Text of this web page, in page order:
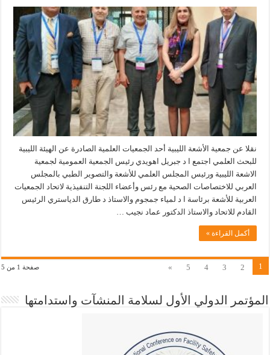
نقلا عن جمعية الأشعة الليبية أحد الجمعيات العلمية الصادرة عن الهيئة الليبية
للبحث العلمي اجتمع ا د جبريل اهويدي رئيس الجمعية العمومية لجمعية
الاشعة الليبية ورئيس المجلس العلمي للأشعة والتصوير الطبي بالمجلس
العربي للاختصاصات الصحية مع رئس وأعضاء اللجنة التنفيذية لاتحاد الجمعيات
العربية للأشعة برئاسة ا د لمياء جمجوم والاستاذ د طارق الدياستري الرئيس
القادم للاتحاد والاستاذ الدكتور عماد نجيب …
أكمل القراءة »
صفحة 1 من 5 1
2
3
4
5
»
المؤتمر الدولي الأول لسلامة المنشآت واستدامتها